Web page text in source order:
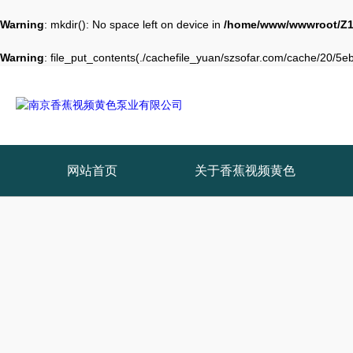
Warning: mkdir(): No space left on device in /home/www/wwwroot/
Warning: file_put_contents(./cachefile_yuan/szsofar.com/cache/20/
网站首页 关于香蕉视频黄色